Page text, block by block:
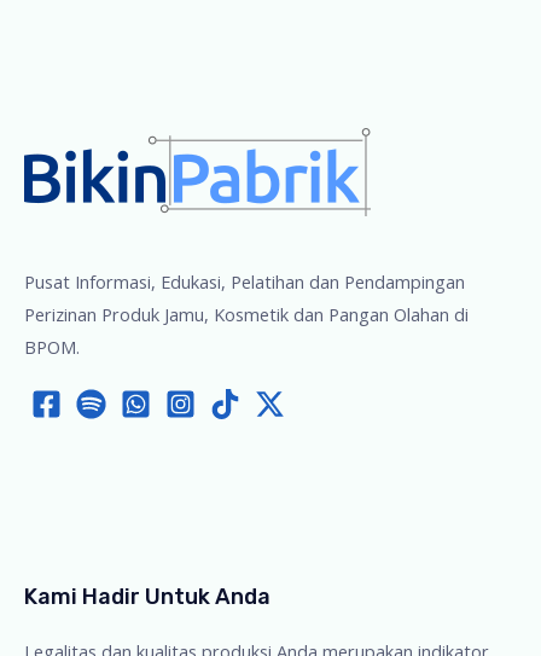
Pusat Informasi, Edukasi, Pelatihan dan Pendampingan
Perizinan Produk Jamu, Kosmetik dan Pangan Olahan di
BPOM.
Kami Hadir Untuk Anda
Legalitas dan kualitas produksi Anda merupakan indikator